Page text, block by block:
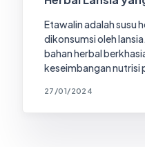
Etawalin adalah susu
dikonsumsi oleh
bahan herbal
keseimbangan nutrisi
27/01/2024